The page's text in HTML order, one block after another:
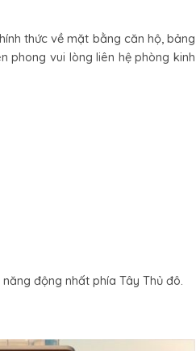
thức về mặt bằng căn hộ, bảng
phong vui lòng liên hệ phòng kinh
động nhất phía Tây Thủ đô.